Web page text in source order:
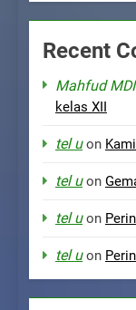
Recent
Mahfud MDI
kelas XII
tel uon
tel uon
tel uon
tel uon